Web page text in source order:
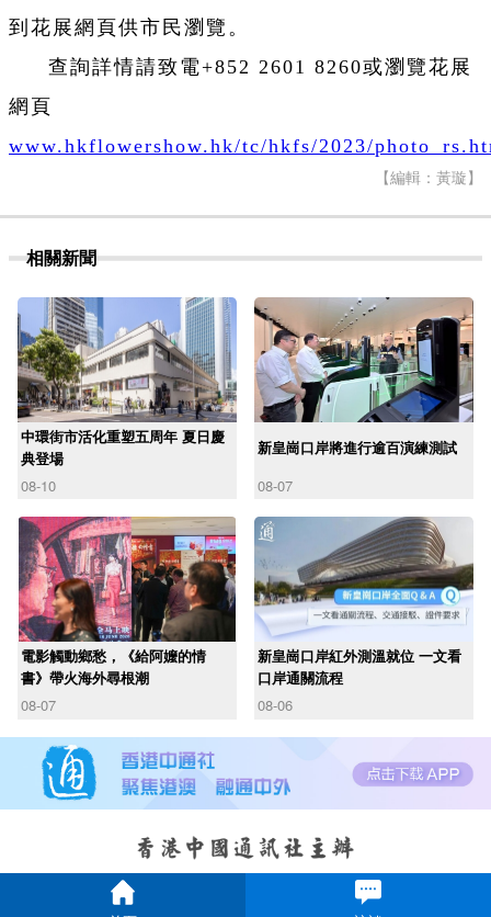
到花展網頁供市民瀏覽。
查詢詳情請致電+852 2601 8260或瀏覽花展
網頁
www.hkflowershow.hk/tc/hkfs/2023/
【編輯：黃璇】
相關新聞
中環街市活化重塑五周年 夏日慶
典登場
08-10
新皇崗口岸將進行逾百演練測試
08-07
電影觸動鄉愁，《給阿嬤的情
書》帶火海外尋根潮
08-07
新皇崗口岸紅外測溫就位 一文看
口岸通關流程
08-06